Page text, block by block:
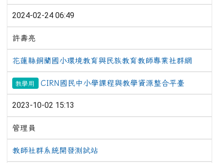
2024-02-24 06:49
許壽亮
花蓮縣銅蘭國小環境教育與民族教育教師專業社群網
教學用 CIRN國民中小學課程與教學資源整合平臺
2023-10-02 15:13
管理員
教師社群系統開發測試站